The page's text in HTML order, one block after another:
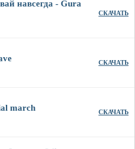
навсегда - Gura
СКАЧАТЬ
СКАЧАТЬ
march СКАЧАТЬ